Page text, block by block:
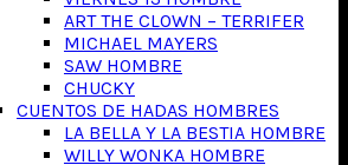
ART THE CLOWN – TERRIFER
MICHAEL MAYERS
SAW HOMBRE
CHUCKY
CUENTOS DE HADAS HOMBRES
LA BELLA Y LA BESTIA HOMBRE
WILLY WONKA HOMBRE